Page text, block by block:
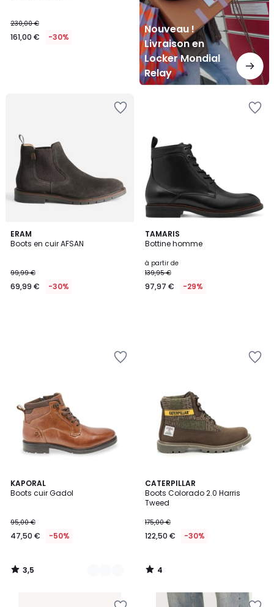
230,00 €
161,00 € -30%
Nouveau !
Livraison en
Locker Mondial
Relay
ERAM
Boots en cuir AFSAN
99,99 €
69,99 € -30%
TAMARIS
Bottine homme
à partir de
139,95 €
97,97 € -29%
KAPORAL
Boots cuir Gadol
95,00 €
47,50 € -50%
3,5
/ 5
2
Couleurs
3,5
/
CATERPILLAR
Boots Colorado 2.0 Harris
Tweed
175,00 €
122,50 € -30%
4
/
5
4
/